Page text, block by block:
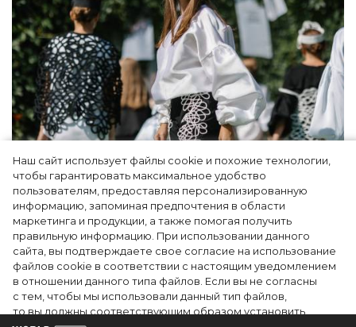
Наш сайт использует файлы cookie и похожие технологии,
чтобы гарантировать максимальное удобство
пользователям, предоставляя персонализированную
информацию, запоминая предпочтения в области
маркетинга и продукции, а также помогая получить
правильную информацию. При использовании данного
сайта, вы подтверждаете свое согласие на использование
файлов cookie в соответствии с настоящим уведомлением
в отношении данного типа файлов. Если вы не согласны
с тем, чтобы мы использовали данный тип файлов,
то вы должны соответствующим образом установить
Показы для души: как Алтай стал новой
точкой на карте российской моды — Там,
где вдохновение само находит
дизайнера